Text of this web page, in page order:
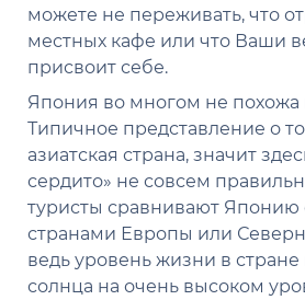
можете не переживать, что
местных кафе или что Ваши
присвоит себе.
Япония во многом не похожа
Типичное представление о
азиатская страна, значит
сердито» не совсем
туристы сравнивают Японию
странами Европы или
ведь уровень жизни в
солнца на очень высоком